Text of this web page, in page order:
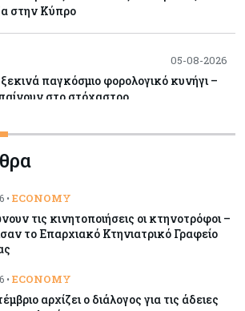
στην Κύπρο
05-08-2026
παγκόσμιο φορολογικό κυνήγι –
στο στόχαστρο
Οι δείκτες σε ιστορικά υψηλα –
και νέο κραχ;
05-08-2026
στην ενέργεια
• ECONOMY
τις κινητοποιήσεις οι κτηνοτρόφοι –
το Επαρχιακό Κτηνιατρικό Γραφείο
• ECONOMY
αρχίζει ο διάλογος για τις άδειες